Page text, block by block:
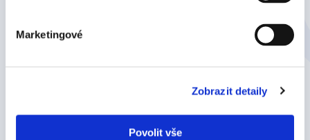
Marketingové
Zobrazit detaily
Povolit vše
Záznam webináře: Digitální oběh dokumentu aneb